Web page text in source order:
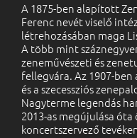
A 1875-ben alapított
Ferenc nevét viselő
létrehozásában maga
A több mint
zeneművészeti és
fellegvára. Az 1907-
és a szecessziós
Nagyterme legendás
2013-as megújulása
koncertszervező